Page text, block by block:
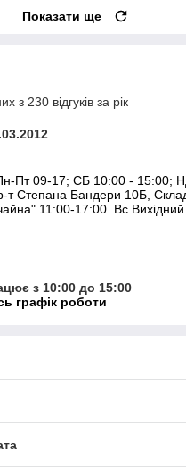
Показати ще
з 230 відгуків за рік
Пт 09-17; СБ 10:00 - 15:00;
т Степана Бандери 10Б,
11:00-17:00. Вс Вихідний
з 10:00 до 15:00
графік роботи